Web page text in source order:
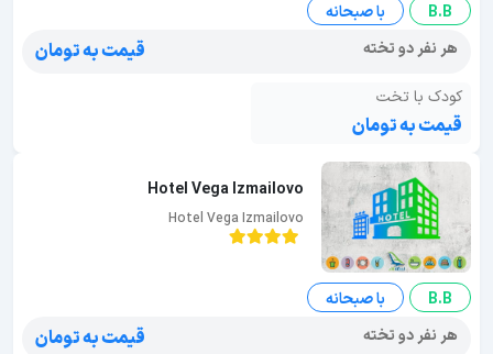
B.B
با صبحانه
هر نفر دو تخته
قیمت به تومان
کودک با تخت
قیمت به تومان
Hotel Vega Izmailovo
Hotel Vega Izmailovo
B.B
با صبحانه
هر نفر دو تخته
قیمت به تومان